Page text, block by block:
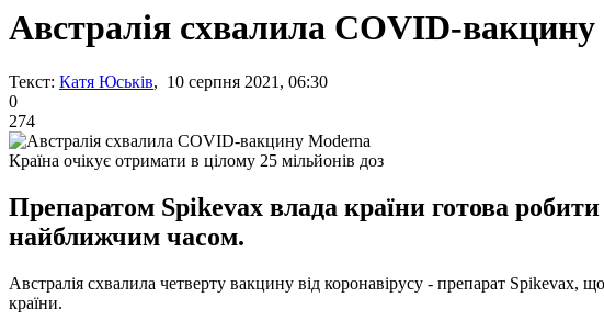
Австралія схвалила COVID-
Текст: Катя Юськів, 10 серпня 2021, 06:30
0
274
Країна очікує отримати в цілому 25 мільйонів доз
Препаратом Spikevax влада країни готова
найближчим часом.
Австралія схвалила четверту вакцину від коронавірусу - препарат
країни.